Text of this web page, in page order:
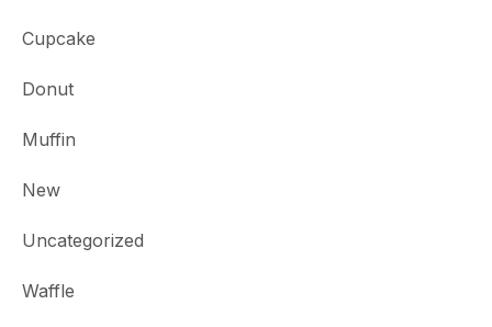
Cupcake
Donut
Muffin
New
Uncategorized
Waffle